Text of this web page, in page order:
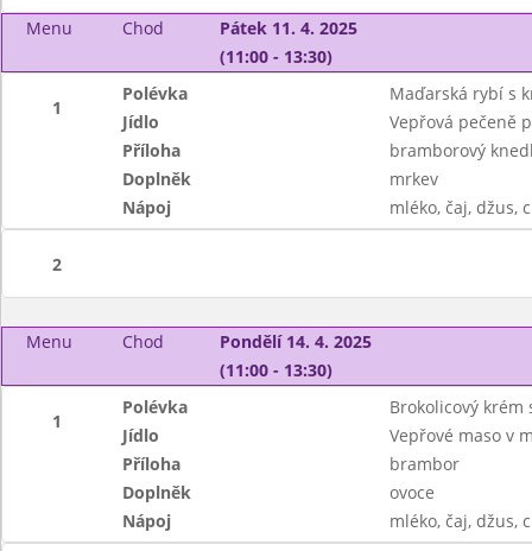
Menu Chod
Pátek 11. 4. 2025
(11:00 - 13:30)
1
Polévka
Maďarská rybí s
Jídlo
Vepřová pečeně
Příloha
bramborový
Doplněk
mrkev
Nápoj
mléko, čaj, džus,
2
Menu Chod
Pondělí 14. 4. 2025
(11:00 - 13:30)
1
Polévka
Brokolicový
Jídlo
Vepřové maso v
Příloha
brambor
Doplněk
ovoce
Nápoj
mléko, čaj, džus,